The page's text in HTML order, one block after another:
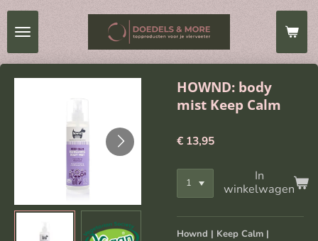
Ga
direct
hoofdinhoud
HOWND: body
mist Keep Calm
€ 13,95
In
winkelwagen
Hownd | Keep Calm |